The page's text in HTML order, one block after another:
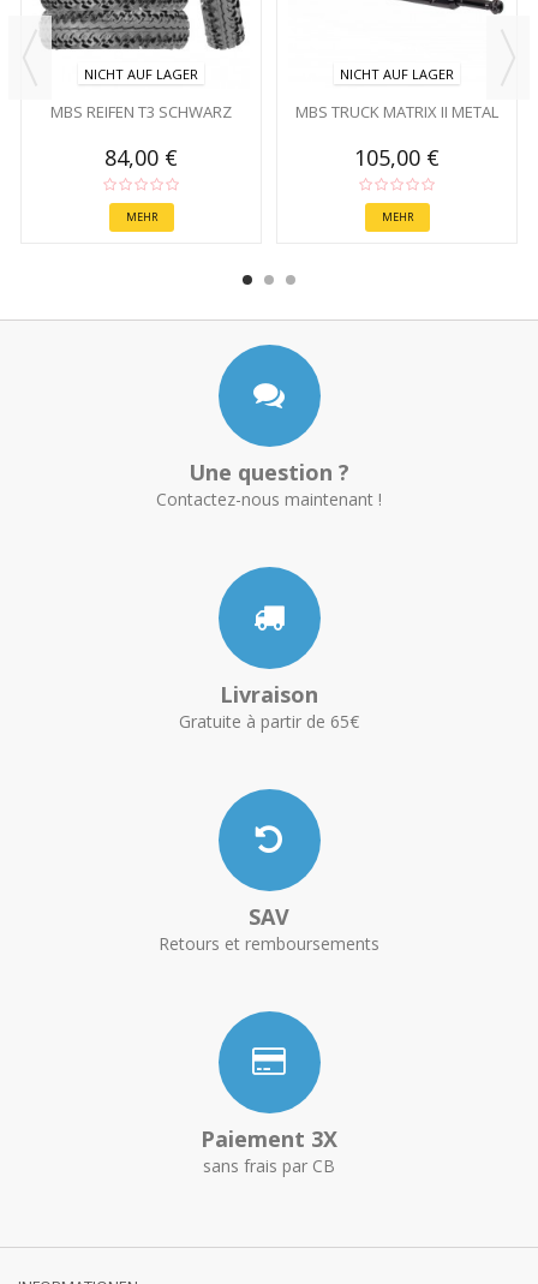
NICHT AUF LAGER
MBS REIFEN T3 SCHWARZ
84,00 €
MEHR
NICHT AUF LAGER
MBS TRUCK MATRIX II METAL
105,00 €
MEHR
Une question ?
Contactez-nous maintenant !
Livraison
Gratuite à partir de 65€
SAV
Retours et remboursements
Paiement 3X
sans frais par CB